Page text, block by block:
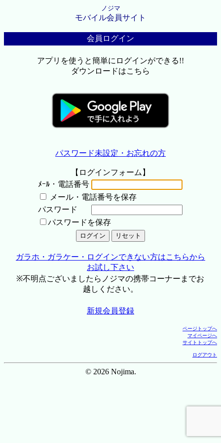
ノジマ
モバイル会員サイト
会員ログイン
アプリを使うと簡単にログインができる!!
ダウンロードはこちら
パスワード未設定・お忘れの方
【ログインフォーム】
ﾒｰﾙ・電話番号
メール・電話番号を保存
パスワード
パスワードを保存
ガラホ・ガラケー・ログインできない方はこちらから
お試し下さい
※不明点ございましたらノジマの携帯コーナーまでお
越しください。
新規会員登録
ページトップへ
マイページへ
サイトトップへ
ログアウト
© 2026 Nojima.